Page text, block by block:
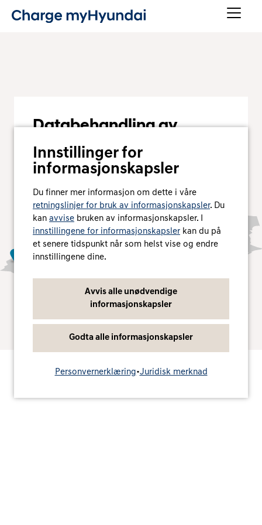
Databehandling av
Google Maps
Vi trenger ditt samtykke for å vise Google Maps-
kartet på denne siden. Hvis du gir ditt samtykke,
vil Google Ireland behandle personopplysninger
som IP-adressen din og informasjon om hvordan
du bruker kartet. Vi lagrer også samtykket ditt i en
informasjonskapsel (cookie). Du kan når som helst
trekke tilbake samtykket ditt med virkning for
fremtiden ved å klikke på «i»-ikonet til høyre. Mer
Ja, jeg godtar
Innstillinger for
informasjonskapsler
Du finner mer informasjon om dette i våre
retningslinjer for bruk av informasjonskapsler. Du
kan avvise bruken av informasjonskapsler. I
innstillingene for informasjonskapsler kan du på
et senere tidspunkt når som helst vise og endre
innstillingene dine.
Avvis alle unødvendige
informasjonskapsler
Godta alle informasjonskapsler
Personvernerklæring•Juridisk merknad